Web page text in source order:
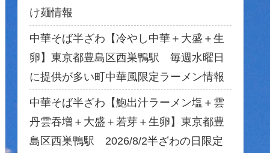
け麺情報
中華そば半ざわ【冷やし中華＋大盛＋生
卵】東京都豊島区西巣鴨駅 毎週水曜日
に提供が多い町中華風限定ラーメン情報
中華そば半ざわ【鮑出汁ラーメン塩＋雲
丹雲吞増＋大盛＋若芽＋生卵】東京都豊
島区西巣鴨駅 2026/8/2半ざわの日限定